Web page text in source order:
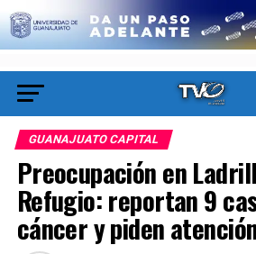
GUANAJUATO CAPITAL
Preocupación en
Refugio: reportan 9
cáncer y piden